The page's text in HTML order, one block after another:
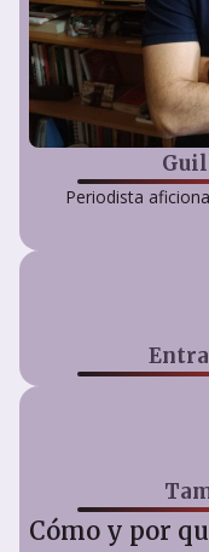
Periodista
Cómo y por